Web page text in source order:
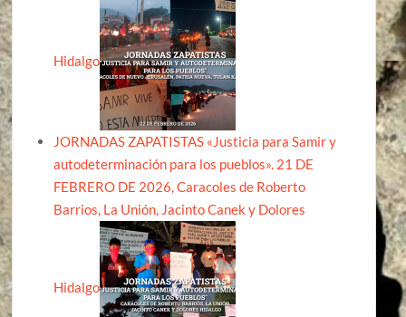
Hidalgo
JORNADAS ZAPATISTAS «Justicia para Samir y
autodeterminación para los pueblos». 21 DE
FEBRERO DE 2026, Caracoles de Roberto
Barrios, La Unión, Jacinto Canek y Dolores
Hidalgo